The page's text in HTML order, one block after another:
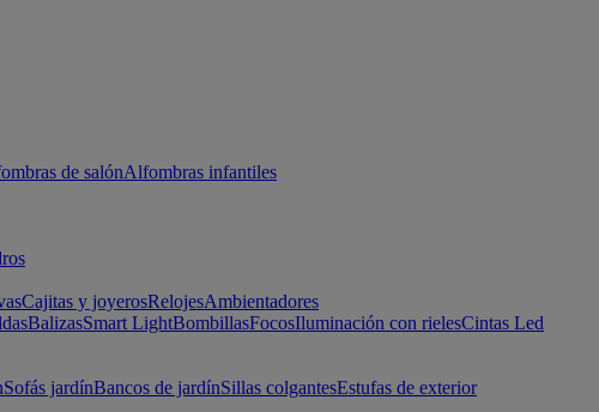
de salónAlfombras infantiles
Cajitas y joyerosRelojesAmbientadores
BalizasSmart LightBombillasFocosIluminación con rielesCintas Led
Sofás jardínBancos de jardínSillas colgantesEstufas de exterior